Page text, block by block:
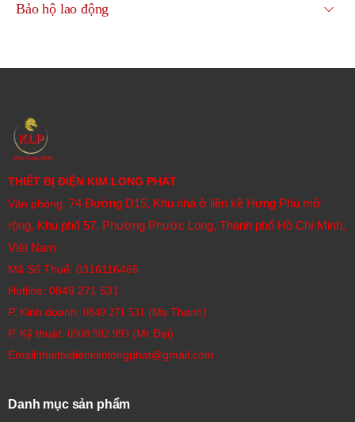
Bảo hộ lao động
THIẾT BỊ ĐIỆN KIM LONG PHÁT
Văn phòng: 74 Đường D15, Khu nhà ở liền kề Hưng Phú mở
rộng, Khu phố 57, Phường Phước Long, Thành phố Hồ Chí Minh,
Việt Nam
Mã Số Thuế: 0316116466
Hotline: 0849 271 531
P. Kinh doanh: 0849 271 531 (Ms Thanh)
P. Kỹ thuật: 0908 982 993​ (Mr Đại)
Email:thietbidienkimlongphat@gmail.com
Danh mục sản phẩm